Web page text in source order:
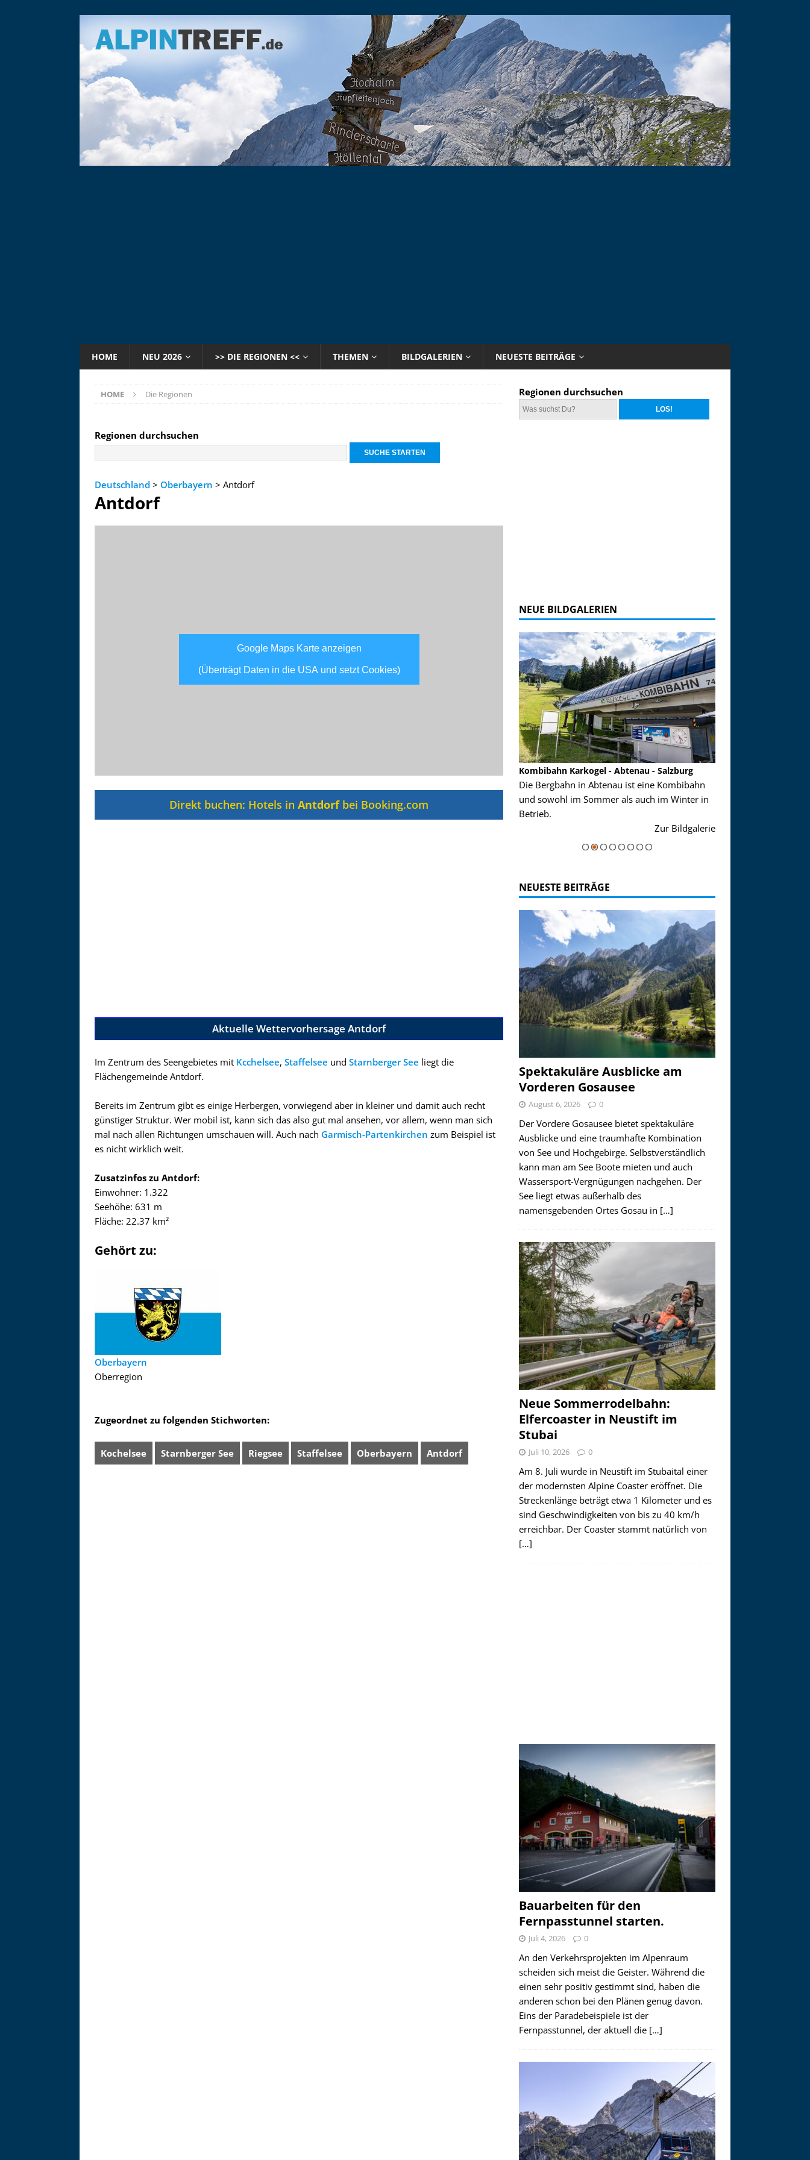
HOME NEU 2026 >> DIE REGIONEN << THEMEN BILDGALERIEN NEUESTE BEITRÄGE
HOME Die Regionen
Regionen durchsuchen
Deutschland > Oberbayern > Antdorf
Antdorf
Google Maps Karte anzeigen
(Überträgt Daten in die USA und setzt Cookies)
Direkt buchen: Hotels inAntdorfbei Booking.com
Aktuelle Wettervorhersage Antdorf
Im Zentrum des Seengebietes mit Kcchelsee, Staffelsee und Starnberger See liegt die
Flächengemeinde Antdorf.
Bereits im Zentrum gibt es einige Herbergen, vorwiegend aber in kleiner und damit auch recht
günstiger Struktur. Wer mobil ist, kann sich das also gut mal ansehen, vor allem, wenn man sich
mal nach allen Richtungen umschauen will. Auch nach Garmisch-Partenkirchen zum Beispiel ist
es nicht wirklich weit.
Zusatzinfos zu Antdorf:
Einwohner: 1.322
Seehöhe: 631 m
Fläche: 22.37 km²
Gehört zu:
Oberbayern
Oberregion
Zugeordnet zu folgenden Stichworten:
Kochelsee Starnberger See Riegsee Staffelsee Oberbayern Antdorf
Regionen durchsuchen
NEUE BILDGALERIEN
Alpine Coaster in Imst! Hier kannst Du Dir
Bilder des Coasters ansehen.
Kombibahn Karkogel - Abtenau - Salzburg
Die Bergbahn in Abtenau ist eine Kombibahn
und sowohl im Sommer als auch im Winter in
Betrieb.
Zur Bildgaleriemajestätisch...
NEUESTE BEITRÄGE
Spektakuläre Ausblicke am
Vorderen Gosausee
August 6, 2026 0
Der Vordere Gosausee bietet spektakuläre
Ausblicke und eine traumhafte Kombination
von See und Hochgebirge. Selbstverständlich
kann man am See Boote mieten und auch
Wassersport-Vergnügungen nachgehen. Der
See liegt etwas außerhalb des
namensgebenden Ortes Gosau in […]
Neue Sommerrodelbahn:
Elfercoaster in Neustift im
Stubai
Juli 10, 2026 0
Am 8. Juli wurde in Neustift im Stubaital einer
der modernsten Alpine Coaster eröffnet. Die
Streckenlänge beträgt etwa 1 Kilometer und es
sind Geschwindigkeiten von bis zu 40 km/h
erreichbar. Der Coaster stammt natürlich von
[…]
Bauarbeiten für den
Fernpasstunnel starten.
Juli 4, 2026 0
An den Verkehrsprojekten im Alpenraum
scheiden sich meist die Geister. Während die
einen sehr positiv gestimmt sind, haben die
anderen schon bei den Plänen genug davon.
Eins der Paradebeispiele ist der
Fernpasstunnel, der aktuell die […]